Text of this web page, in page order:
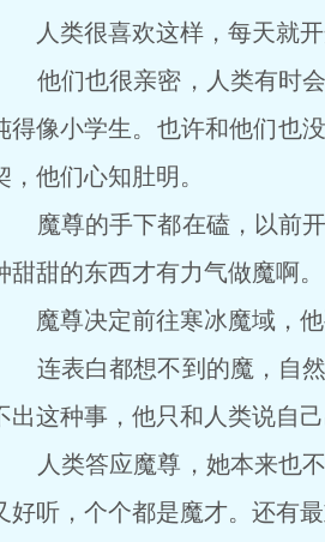
人类很喜欢这样，每天就开
他们也很亲密，人类有时会
得像小学生。也许和他们也
，他们心知肚明。
魔尊的手下都在磕，以前开
甜甜的东西才有力气做魔啊。
魔尊决定前往寒冰魔域，他
连表白都想不到的魔，自然
出这种事，他只和人类说自
人类答应魔尊，她本来也不
好听，个个都是魔才。还有